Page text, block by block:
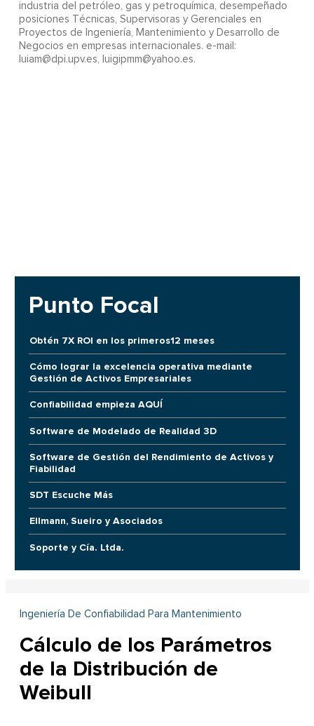
industria del petróleo, gas y petroquímica, desempeñado
posiciones Técnicas, Supervisoras y Gerenciales en
Proyectos de Ingeniería, Mantenimiento y Desarrollo de
Negocios en empresas internacionales. e-mail:
luiam@dpi.upv.es, luigipmm@yahoo.es.
Punto Focal
Obtén 7X ROI en los primeros12 meses
Cómo lograr la excelencia operativa mediante
Gestión de Activos Empresariales
Confiabilidad empieza AQUÍ
Software de Modelado de Realidad 3D
Software de Gestión del Rendimiento de Activos y
Fiabilidad
SDT Escuche Más
Ellmann, Sueiro y Asociados
Soporte y Cía. Ltda.
Ingeniería De Confiabilidad Para Mantenimiento
Cálculo de los Parámetros
de la Distribución de
Weibull